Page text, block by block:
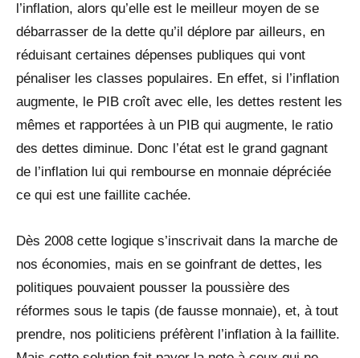
l’inflation, alors qu’elle est le meilleur moyen de se
débarrasser de la dette qu’il déplore par ailleurs, en
réduisant certaines dépenses publiques qui vont
pénaliser les classes populaires. En effet, si l’inflation
augmente, le PIB croît avec elle, les dettes restent les
mêmes et rapportées à un PIB qui augmente, le ratio
des dettes diminue. Donc l’état est le grand gagnant
de l’inflation lui qui rembourse en monnaie dépréciée
ce qui est une faillite cachée.
Dès 2008 cette logique s’inscrivait dans la marche de
nos économies, mais en se goinfrant de dettes, les
politiques pouvaient pousser la poussière des
réformes sous le tapis (de fausse monnaie), et, à tout
prendre, nos politiciens préfèrent l’inflation à la faillite.